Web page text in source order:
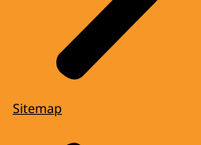
Sitemap